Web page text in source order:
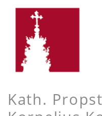
Kath.